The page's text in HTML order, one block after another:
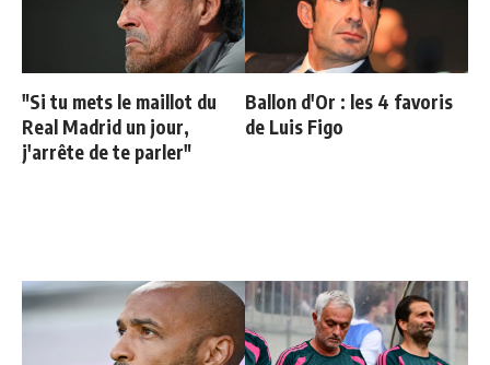
"Si tu mets le maillot du
Real Madrid un jour,
j'arrête de te parler"
Ballon d'Or : les 4 favoris
de Luis Figo